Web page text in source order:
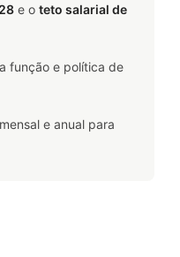
e o teto salarial de
função e política de
e anual para